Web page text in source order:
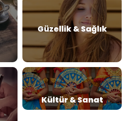
Güzellik & Sağlık
Kültür & Sanat